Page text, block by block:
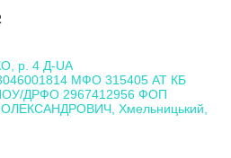
р. 4 Д-UA
МФО 315405 АТ КБ
ДРФО 2967412956 ФОП
Хмельницький,